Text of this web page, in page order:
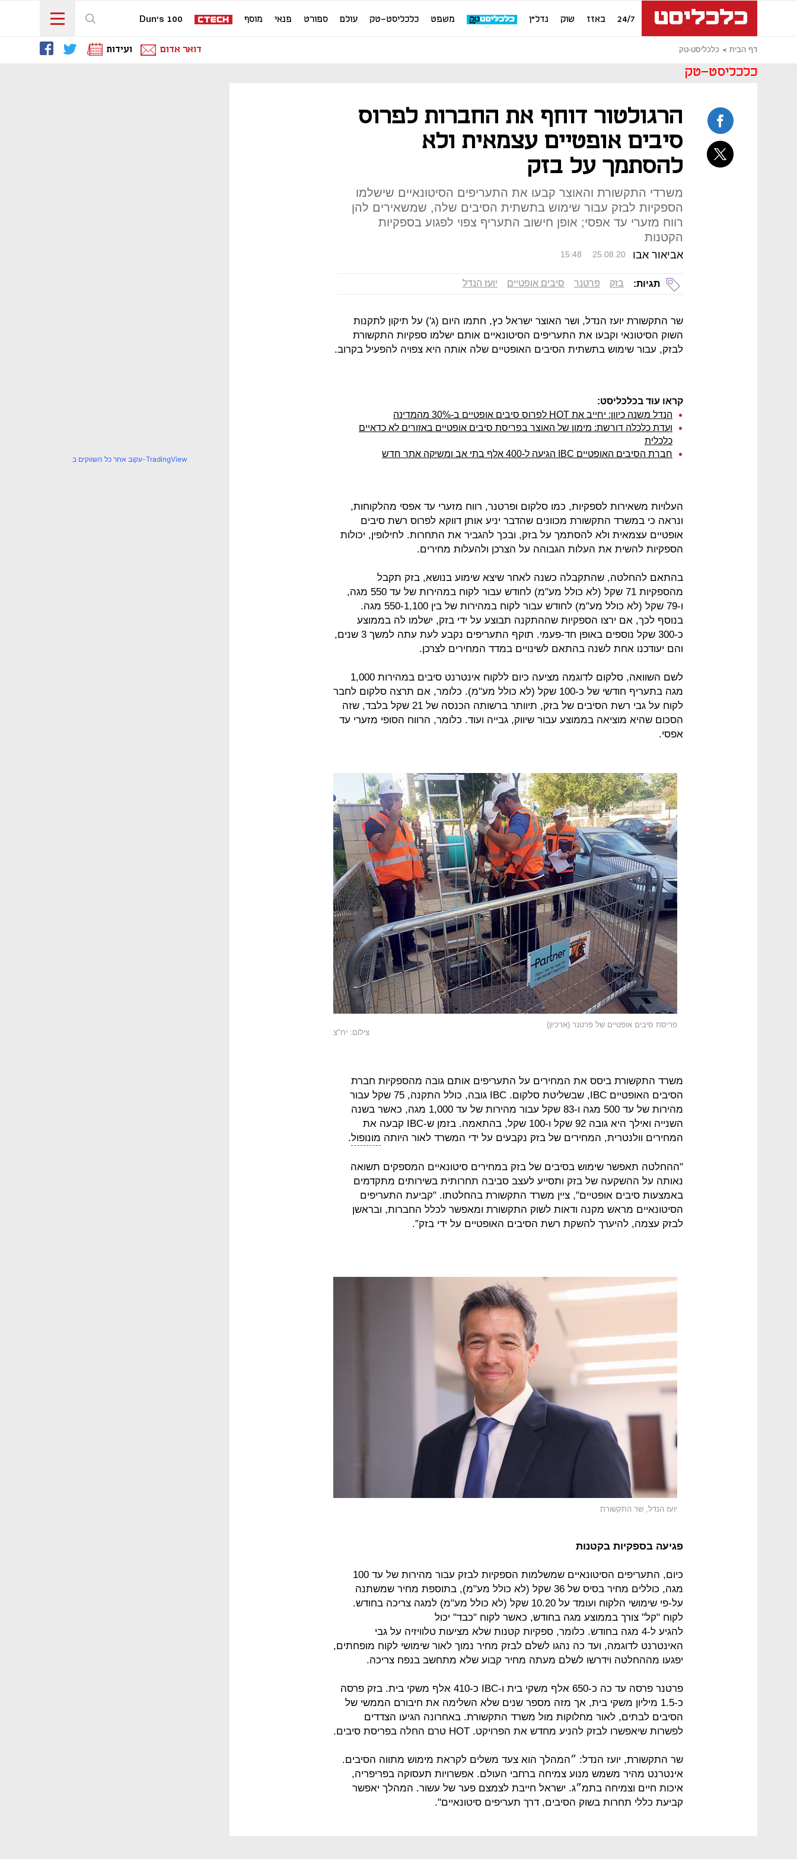
24/7 באזז שוק נדל"ן משפט כלכליסט-טק עולם ספורט פנאי מוסף Dun's 100
דף הבית כלכליסט-טק דואר אדום ועידות
כלכליסט-טק
הרגולטור דוחף את החברות לפרוס
סיבים אופטיים עצמאית ולא
להסתמך על בזק
משרדי התקשורת והאוצר קבעו את התעריפים הסיטונאיים שישלמו
הספקיות לבזק עבור שימוש בתשתית הסיבים שלה, שמשאירים להן
רווח מזערי עד אפסי; אופן חישוב התעריף צפוי לפגוע בספקיות
הקטנות
אביאור אבו 15:48 25.08.20
תגיות: בזק פרטנר סיבים אופטיים יועז הנדל
שר התקשורת יועז הנדל, ושר האוצר ישראל כץ, חתמו היום (ג') על תיקון לתקנות
השוק הסיטונאי וקבעו את התעריפים הסיטונאיים אותם ישלמו ספקיות התקשורת
לבזק, עבור שימוש בתשתית הסיבים האופטיים שלה אותה היא צפויה להפעיל בקרוב.
קראו עוד בכלכליסט:
הנדל משנה כיוון: יחייב את HOT לפרוס סיבים אופטיים ב-30% מהמדינה
ועדת כלכלה דורשת: מימון של האוצר בפריסת סיבים אופטיים באזורים לא כדאיים
כלכלית
חברת הסיבים האופטיים IBC הגיעה ל-400 אלף בתי אב ומשיקה אתר חדש
העלויות משאירות לספקיות, כמו סלקום ופרטנר, רווח מזערי עד אפסי מהלקוחות,
ונראה כי במשרד התקשורת מכוונים שהדבר יניע אותן דווקא לפרוס רשת סיבים
אופטיים עצמאית ולא להסתמך על בזק, ובכך להגביר את התחרות. לחילופין, יכולות
הספקיות להשית את העלות הגבוהה על הצרכן ולהעלות מחירים.
בהתאם להחלטה, שהתקבלה כשנה לאחר שיצא שימוע בנושא, בזק תקבל
מהספקיות 71 שקל (לא כולל מע"מ) לחודש עבור לקוח במהירות של עד 550 מגה,
ו-79 שקל (לא כולל מע"מ) לחודש עבור לקוח במהירות של בין 550-1,100 מגה.
בנוסף לכך, אם ירצו הספקיות שההתקנה תבוצע על ידי בזק, ישלמו לה בממוצע
כ-300 שקל נוספים באופן חד-פעמי. תוקף התעריפים נקבע לעת עתה למשך 3 שנים,
והם יעודכנו אחת לשנה בהתאם לשינויים במדד המחירים לצרכן.
לשם השוואה, סלקום לדוגמה מציעה כיום ללקוח אינטרנט סיבים במהירות 1,000
מגה בתעריף חודשי של כ-100 שקל (לא כולל מע"מ). כלומר, אם תרצה סלקום לחבר
לקוח על גבי רשת הסיבים של בזק, תיוותר ברשותה הכנסה של 21 שקל בלבד, שזה
הסכום שהיא מוציאה בממוצע עבור שיווק, גבייה ועוד. כלומר, הרווח הסופי מזערי עד
אפסי.
פריסת סיבים אופטיים של פרטנר (ארכיון)
צילום: יח"צ
משרד התקשורת ביסס את המחירים על התעריפים אותם גובה מהספקיות חברת
הסיבים האופטיים IBC, שבשליטת סלקום. IBC גובה, כולל התקנה, 75 שקל עבור
מהירות של עד 500 מגה ו-83 שקל עבור מהירות של עד 1,000 מגה, כאשר בשנה
השנייה ואילך היא גובה 92 שקל ו-100 שקל, בהתאמה. בזמן ש-IBC קבעה את
המחירים וולנטרית, המחירים של בזק נקבעים על ידי המשרד לאור היותה מונופול.
"ההחלטה תאפשר שימוש בסיבים של בזק במחירים סיטונאיים המספקים תשואה
נאותה על ההשקעה של בזק ותסייע לעצב סביבה תחרותית בשירותים מתקדמים
באמצעות סיבים אופטיים", ציין משרד התקשורת בהחלטתו. "קביעת התעריפים
הסיטונאיים מראש מקנה ודאות לשוק התקשורת ומאפשר לכלל החברות, ובראשן
לבזק עצמה, להיערך להשקת רשת הסיבים האופטיים על ידי בזק”.
יועז הנדל, שר התקשורת
פגיעה בספקיות בקטנות
כיום, התעריפים הסיטונאיים שמשלמות הספקיות לבזק עבור מהירות של עד 100
מגה, כוללים מחיר בסיס של 36 שקל (לא כולל מע"מ), בתוספת מחיר שמשתנה
על-פי שימושי הלקוח ועומד על 10.20 שקל (לא כולל מע"מ) למגה צריכה בחודש.
לקוח "קל" צורך בממוצע מגה בחודש, כאשר לקוח "כבד" יכול
להגיע ל-4 מגה בחודש. כלומר, ספקיות קטנות שלא מציעות טלוויזיה על גבי
האינטרנט לדוגמה, ועד כה נהגו לשלם לבזק מחיר נמוך לאור שימושי לקוח מופחתים,
יפגעו מההחלטה וידרשו לשלם מעתה מחיר קבוע שלא מתחשב בנפח צריכה.
פרטנר פרסה עד כה כ-650 אלף משקי בית ו-IBC כ-410 אלף משקי בית. בזק פרסה
כ-1.5 מיליון משקי בית, אך מזה מספר שנים שלא השלימה את חיבורם הממשי של
הסיבים לבתים, לאור מחלוקות מול משרד התקשורת. באחרונה הגיעו הצדדים
לפשרות שיאפשרו לבזק להניע מחדש את הפרויקט. HOT טרם החלה בפריסת סיבים.
שר התקשורת, יועז הנדל: ״המהלך הוא צעד משלים לקראת מימוש מתווה הסיבים.
אינטרנט מהיר משמש מנוע צמיחה ברחבי העולם. אפשרויות תעסוקה בפריפריה,
איכות חיים וצמיחה בתמ״ג. ישראל חייבת לצמצם פער של עשור. המהלך יאפשר
קביעת כללי תחרות בשוק הסיבים, דרך תעריפים סיטונאיים".
עקוב אחר כל השווקים ב-TradingView